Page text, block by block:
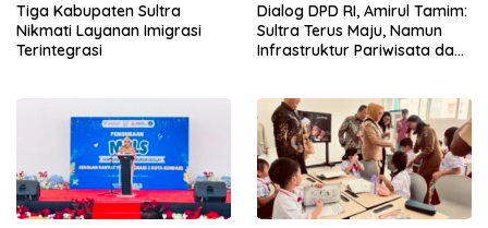
Tiga Kabupaten Sultra
Nikmati Layanan Imigrasi
Terintegrasi
Dialog DPD RI, Amirul Tamim:
Sultra Terus Maju, Namun
Infrastruktur Pariwisata dan